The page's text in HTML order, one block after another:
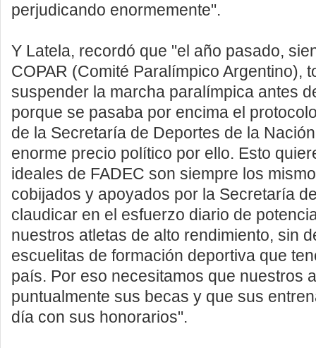
perjudicando enormemente".
Y Latela, recordó que "el año pasado,
COPAR (Comité Paralímpico Argentino),
suspender la marcha paralímpica antes
porque se pasaba por encima el
de la Secretaría de Deportes de la
enorme precio político por ello. Esto
ideales de FADEC son siempre los
cobijados y apoyados por la Secretaría
claudicar en el esfuerzo diario de
nuestros atletas de alto rendimiento, sin
escuelitas de formación deportiva que
país. Por eso necesitamos que nuestros
puntualmente sus becas y que sus
día con sus honorarios".